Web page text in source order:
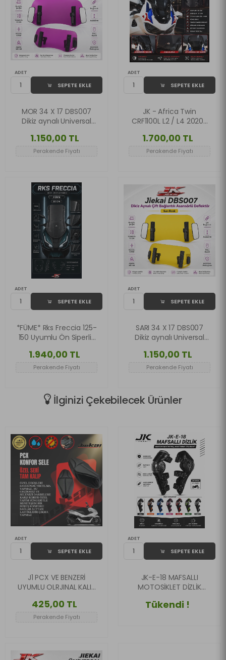
ADET
SEPETE EKLE
MOR 34 X 17 DBS007
Dikiz aynalı Universal
Deflektör
1.150,00 TL
Perakende Fiyatı
ADET
SEPETE EKLE
JK - Africa Twin
CRF1100L L2 / L4 2020-
FÜME
1.700,00 TL
Perakende Fiyatı
ADET
SEPETE EKLE
*FÜME* Rks Freccia 125-
150 Uyumlu Ön Siperlik
UYUMLU
1.940,00 TL
Perakende Fiyatı
ADET
SEPETE EKLE
SARI 34 X 17 DBS007
Dikiz aynalı Universal
Deflektör
1.150,00 TL
Perakende Fiyatı
İlginizi Çekebilecek Ürünler
ADET
SEPETE EKLE
J1 PCX VE BENZERİ
UYUMLU OLRJINAL KALIP
425,00 TL
Perakende Fiyatı
ADET
SEPETE EKLE
JK-E-18 MAFSALLI
MOTOSİKLET DİZLİK
KORUYUCU SİYAH
Tükendi !